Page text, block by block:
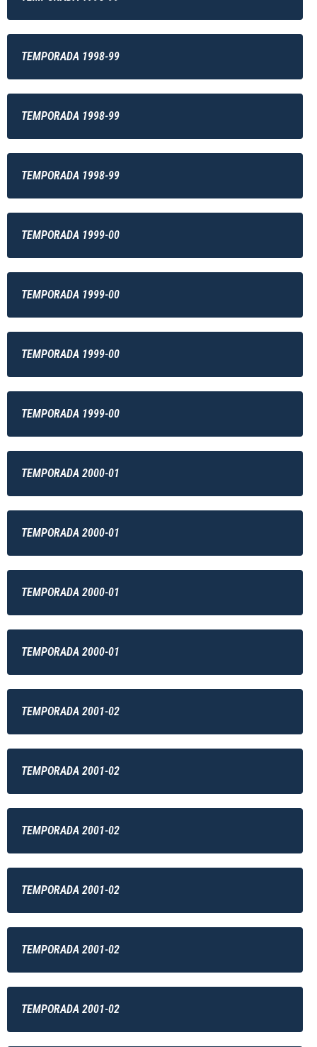
TEMPORADA 1998-99
TEMPORADA 1998-99
TEMPORADA 1998-99
TEMPORADA 1999-00
TEMPORADA 1999-00
TEMPORADA 1999-00
TEMPORADA 1999-00
TEMPORADA 2000-01
TEMPORADA 2000-01
TEMPORADA 2000-01
TEMPORADA 2000-01
TEMPORADA 2001-02
TEMPORADA 2001-02
TEMPORADA 2001-02
TEMPORADA 2001-02
TEMPORADA 2001-02
TEMPORADA 2001-02